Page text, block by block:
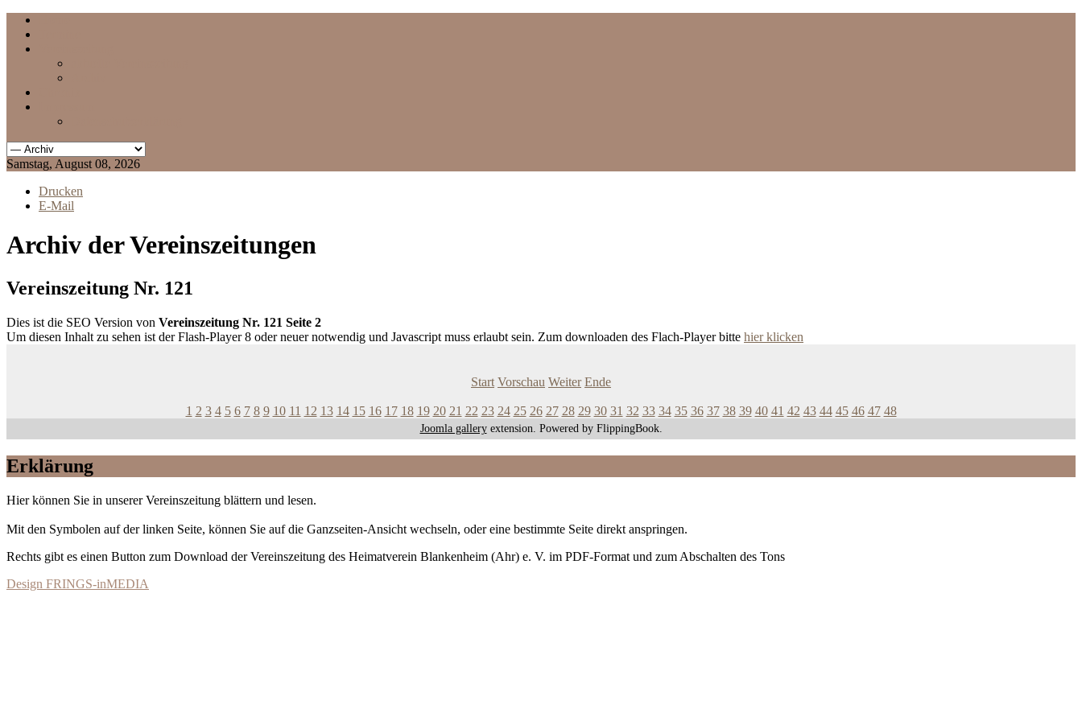
Samstag, August 08, 2026
Drucken
E-Mail
Archiv der Vereinszeitungen
Vereinszeitung Nr. 121
Dies ist die SEO Version von Vereinszeitung Nr. 121 Seite 2
Um diesen Inhalt zu sehen ist der Flash-Player 8 oder neuer notwendig und Javascript muss erlaubt sein. Zum downloaden des Flach-Player bitte hier klicken
Start Vorschau Weiter Ende
1 2 3 4 5 6 7 8 9 10 11 12 13 14 15 16 17 18 19 20 21 22 23 24 25 26 27 28 29 30 31 32 33 34 35 36 37 38 39 40 41 42 43 44 45 46 47 48
Joomla galleryextension. Powered by FlippingBook.
Erklärung
Hier können Sie in unserer Vereinszeitung blättern und lesen.
Mit den Symbolen auf der linken Seite, können Sie auf die Ganzseiten-Ansicht wechseln, oder eine bestimmte Seite direkt anspringen.
Rechts gibt es einen Button zum Download der Vereinszeitung des Heimatverein Blankenheim (Ahr) e. V. im PDF-Format und zum Abschalten des Tons
Design FRINGS-inMEDIA